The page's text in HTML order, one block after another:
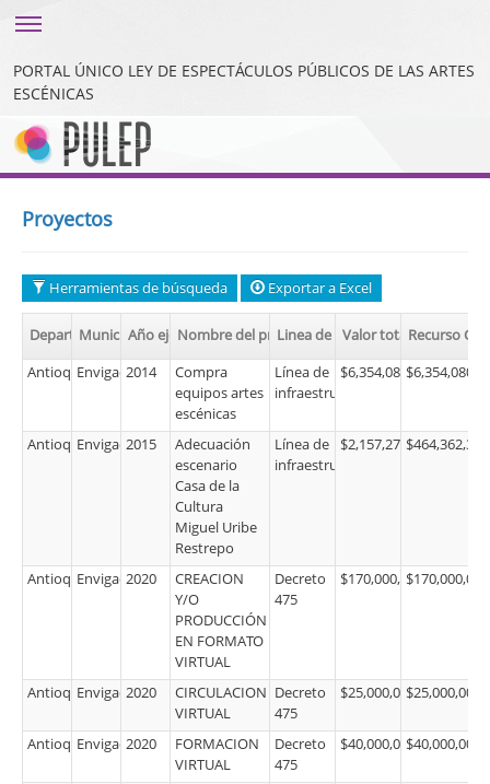
Toggle sidebar
PORTAL ÚNICO LEY DE ESPECTÁCULOS PÚBLICOS DE LAS ARTES
ESCÉNICAS
Proyectos
Herramientas de búsqueda Exportar a Excel
Departamento
MunicipioAño ejecuciónNombre del proyectoLinea de inversión
Valor totalRecurso CPC
AntioquiaEnvigado2014
Compra
equipos artes
escénicas
Línea de
infraestructura
$6,354,080.00
AntioquiaEnvigado2015
Adecuación
escenario
Casa de la
Cultura
Miguel Uribe
Restrepo
Línea de
infraestructura
$2,157,273,396.00
AntioquiaEnvigado2020
CREACION
Y/O
PRODUCCIÓN
EN FORMATO
VIRTUAL
Decreto
475
$170,000,000.00
AntioquiaEnvigado2020
CIRCULACION
VIRTUAL
Decreto
475
$25,000,000.00
AntioquiaEnvigado2020
FORMACION
VIRTUAL
Decreto
475
$40,000,000.00